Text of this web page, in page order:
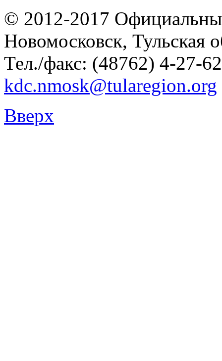
© 2012-2017
Новомосковск, Тульская
Тел./факс: (48762) 4-27-
kdc.nmosk@tularegion.org
Вверх